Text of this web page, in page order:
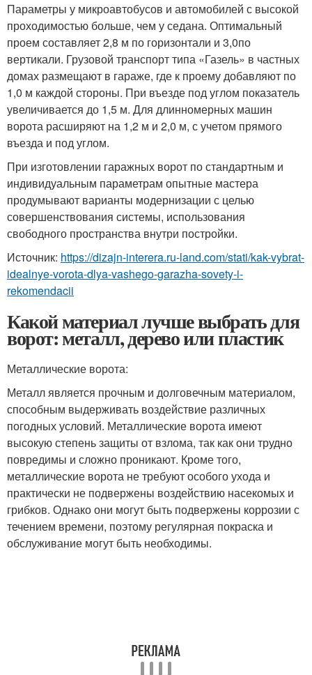
Параметры у микроавтобусов и автомобилей с высокой
проходимостью больше, чем у седана. Оптимальный
проем составляет 2,8 м по горизонтали и 3,0по
вертикали. Грузовой транспорт типа «Газель» в частных
домах размещают в гараже, где к проему добавляют по
1,0 м каждой стороны. При въезде под углом показатель
увеличивается до 1,5 м. Для длинномерных машин
ворота расширяют на 1,2 м и 2,0 м, с учетом прямого
въезда и под углом.
При изготовлении гаражных ворот по стандартным и
индивидуальным параметрам опытные мастера
продумывают варианты модернизации с целью
совершенствования системы, использования
свободного пространства внутри постройки.
Источник: https://dizajn-interera.ru-land.com/stati/kak-vybrat-
idealnye-vorota-dlya-vashego-garazha-sovety-i-
rekomendacii
Какой материал лучше выбрать для
ворот: металл, дерево или пластик
Металлические ворота:
Металл является прочным и долговечным материалом,
способным выдерживать воздействие различных
погодных условий. Металлические ворота имеют
высокую степень защиты от взлома, так как они трудно
повредимы и сложно проникают. Кроме того,
металлические ворота не требуют особого ухода и
практически не подвержены воздействию насекомых и
грибков. Однако они могут быть подвержены коррозии с
течением времени, поэтому регулярная покраска и
обслуживание могут быть необходимы.